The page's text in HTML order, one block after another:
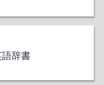
辞書